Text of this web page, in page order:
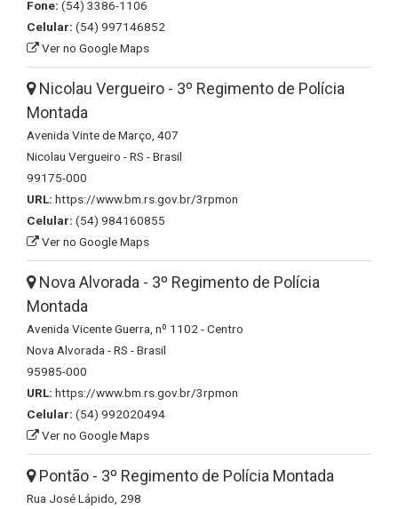
Fone: (54) 3386-1106
Celular: (54) 997146852
Ver no Google Maps
Nicolau Vergueiro - 3º Regimento de Polícia
Montada
Avenida Vinte de Março, 407
Nicolau Vergueiro - RS - Brasil
99175-000
URL: https://www.bm.rs.gov.br/3rpmon
Celular: (54) 984160855
Ver no Google Maps
Nova Alvorada - 3º Regimento de Polícia
Montada
Avenida Vicente Guerra, nº 1102 - Centro
Nova Alvorada - RS - Brasil
95985-000
URL: https://www.bm.rs.gov.br/3rpmon
Celular: (54) 992020494
Ver no Google Maps
Pontão - 3º Regimento de Polícia Montada
Rua José Lápido, 298